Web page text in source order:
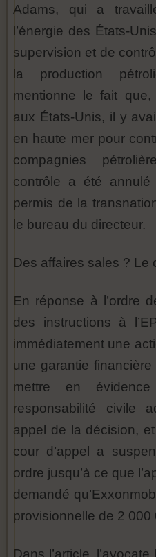
Adams, qui a
l’énergie des États-
supervision et de
la production
mentionne le fait que,
aux États-Unis, il y
en haute mer pour
compagnies
contrôle a été
permis de la
le bureau du directeur.
Des affaires sales ? Le
En réponse à l’ordre
des instructions à
immédiatement une
une garantie
mettre en
responsabilité civile
appel de la décision,
cour d’appel a
ordre jusqu’à ce que
demandé
provisionnelle de 2 000
Dans l’article,